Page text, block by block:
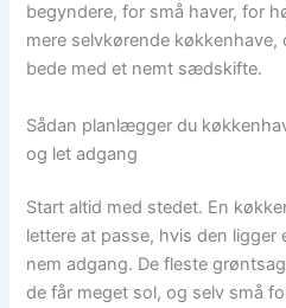
begyndere, for små haver, for
mere selvkørende
bede med et nemt sædskifte.
Sådan planlægger du
og let adgang
Start altid med stedet. En
lettere at passe, hvis den
nem adgang. De fleste
de får meget sol, og selv små